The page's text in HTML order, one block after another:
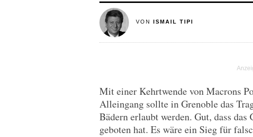
VON ISMAIL TIPI
Mit einer Kehrtwende von Macrons
Alleingang sollte in Grenoble das
Bädern erlaubt werden. Gut, dass
geboten hat. Es wäre ein Sieg für